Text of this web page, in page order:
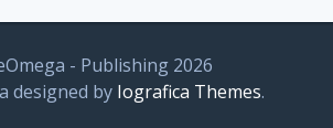
- Publishing 2026
designed by Iografica Themes.